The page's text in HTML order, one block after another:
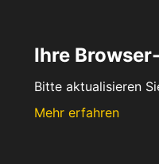
Ihre
Bitte aktualisieren
Mehr erfahren